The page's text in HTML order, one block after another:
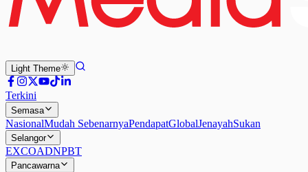
Light Theme
Terkini
Semasa
NasionalMudah SebenarnyaPendapatGlobalJenayahSukan
Selangor
EXCOADNPBT
Pancawarna